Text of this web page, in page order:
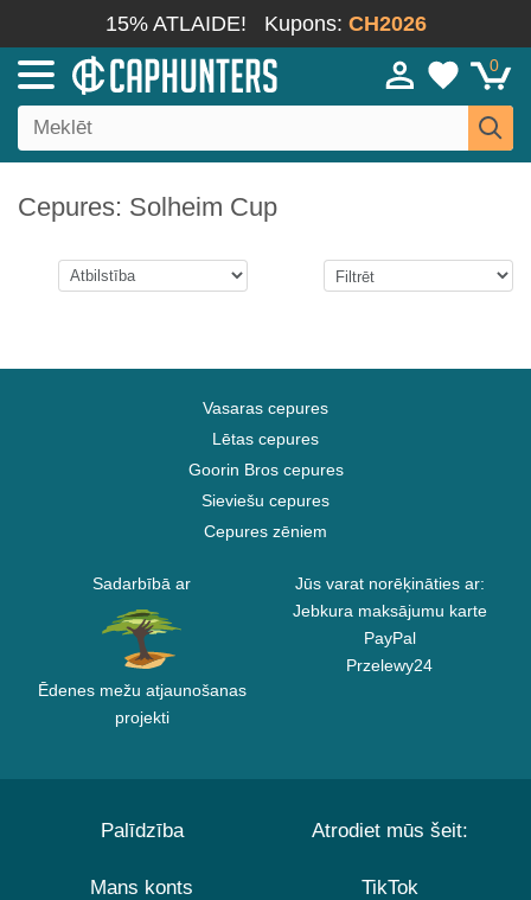
15% ATLAIDE! Kupons: CH2026
0
Cepures: Solheim Cup
Vasaras cepures
Lētas cepures
Goorin Bros cepures
Sieviešu cepures
Cepures zēniem
Sadarbībā ar
Ēdenes mežu atjaunošanas
projekti
Jūs varat norēķināties ar:
Jebkura maksājumu karte
PayPal
Przelewy24
Palīdzība
Mans konts
Atrodiet mūs šeit:
TikTok